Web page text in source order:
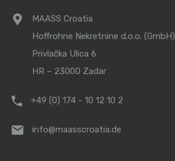
MAASS Croatia
Hoffrohne Nekretnine d.o.o. (GmbH)
Privlačka Ulica 6
HR – 23000 Zadar
+49 (0) 174 - 10 12 10 2
info@maasscroatia.de